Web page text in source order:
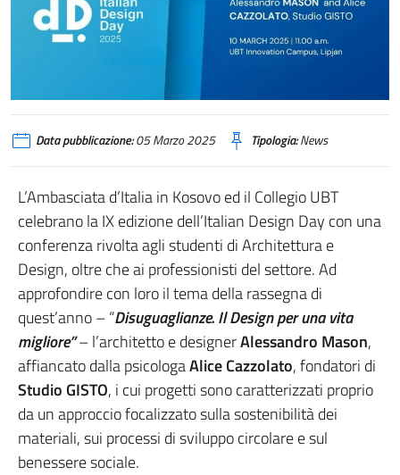
Data pubblicazione:05 Marzo 2025 Tipologia:News
L’Ambasciata d’Italia in Kosovo ed il Collegio UBT
celebrano la IX edizione dell’Italian Design Day con una
conferenza rivolta agli studenti di Architettura e
Design, oltre che ai professionisti del settore. Ad
approfondire con loro il tema della rassegna di
quest’anno – “Disuguaglianze. Il Design per una vita
migliore”– l’architetto e designerAlessandro Mason,
affiancato dalla psicologaAlice Cazzolato, fondatori di
Studio GISTO, i cui progetti sono caratterizzati proprio
da un approccio focalizzato sulla sostenibilità dei
materiali, sui processi di sviluppo circolare e sul
benessere sociale.